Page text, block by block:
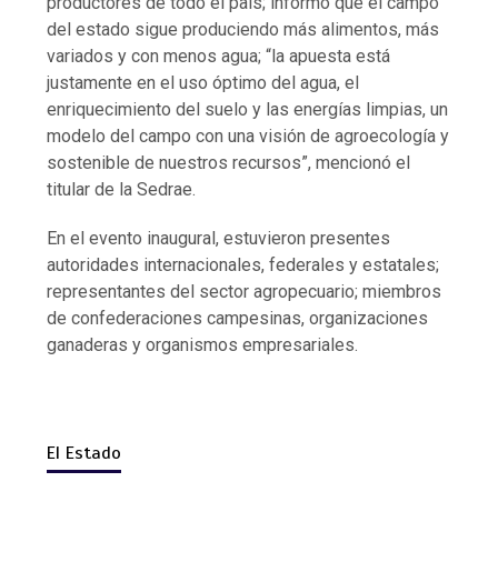
del estado sigue produciendo más alimentos, más
variados y con menos agua; “la apuesta está
justamente en el uso óptimo del agua, el
enriquecimiento del suelo y las energías limpias, un
modelo del campo con una visión de agroecología y
sostenible de nuestros recursos”, mencionó el
titular de la Sedrae.
En el evento inaugural, estuvieron presentes
autoridades internacionales, federales y estatales;
representantes del sector agropecuario; miembros
de confederaciones campesinas, organizaciones
ganaderas y organismos empresariales.
El Estado